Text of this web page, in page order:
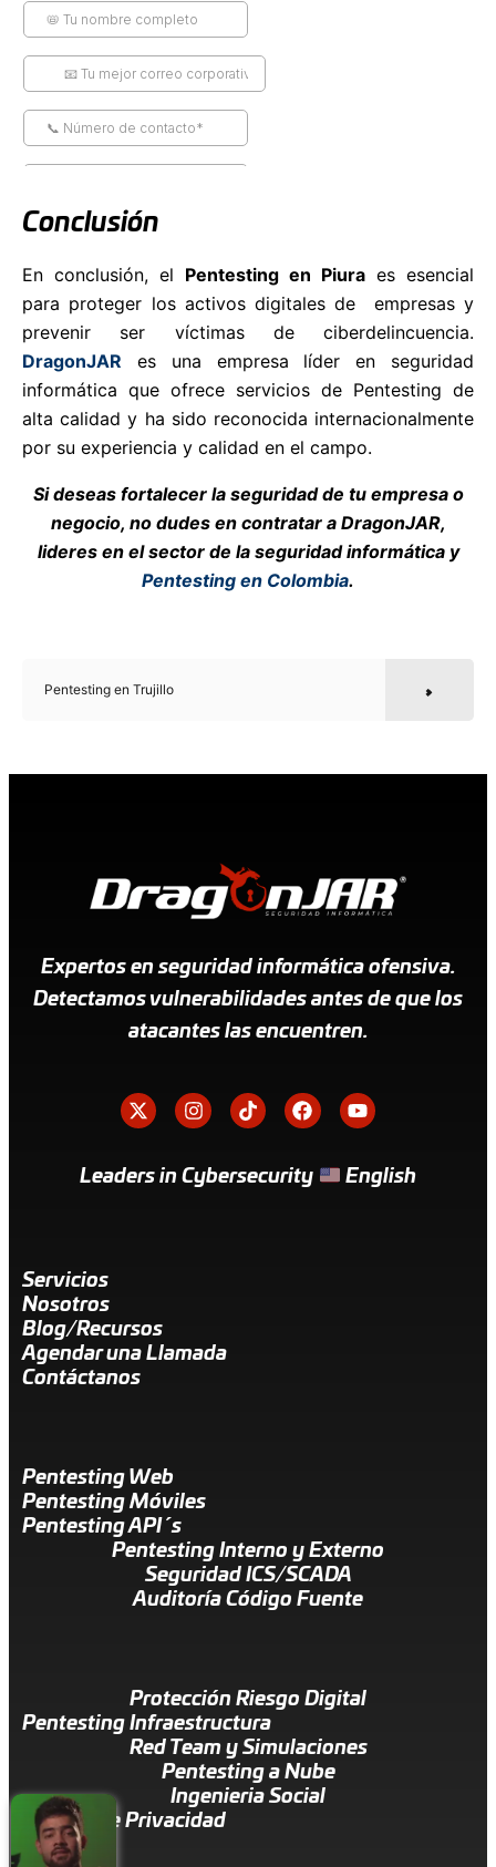
Conclusión
En conclusión, el Pentesting en Piura es esencial
para proteger los activos digitales de empresas y
prevenir ser víctimas de ciberdelincuencia.
DragonJAR es una empresa líder en seguridad
informática que ofrece servicios de Pentesting de
alta calidad y ha sido reconocida internacionalmente
por su experiencia y calidad en el campo.
Si deseas fortalecer la seguridad de tu empresa o
negocio, no dudes en contratar a DragonJAR,
lideres en el sector de la seguridad informática y
Pentesting en Colombia.
Pentesting en Trujillo
Expertos en seguridad informática ofensiva.
Detectamos vulnerabilidades antes de que los
atacantes las encuentren.
Leaders in Cybersecurity English
Servicios
Nosotros
Blog/Recursos
Agendar una Llamada
Contáctanos
Pentesting Web
Pentesting Móviles
Pentesting API´s
Pentesting Interno y Externo
Seguridad ICS/SCADA
Auditoría Código Fuente
Protección Riesgo Digital
Pentesting Infraestructura
Red Team y Simulaciones
Pentesting a Nube
Ingenieria Social
Política de Privacidad